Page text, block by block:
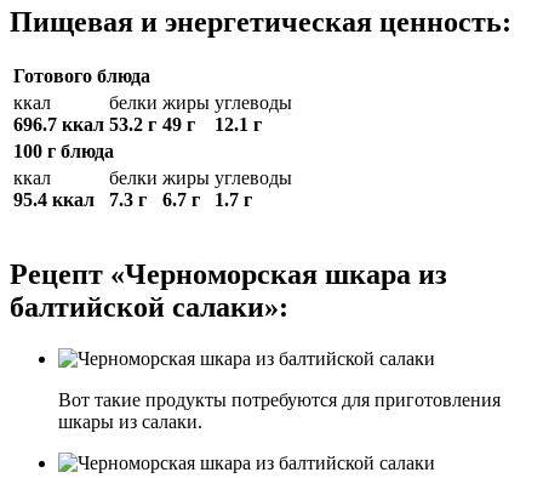
Пищевая и энергетическая ценность:
Готового блюда
ккал
696.7 ккал
белки
53.2 г
жиры
49 г
углеводы
12.1 г
100 г блюда
ккал
95.4 ккал
белки
7.3 г
жиры
6.7 г
углеводы
1.7 г
Рецепт «Черноморская шкара из
балтийской салаки»:
Вот такие продукты потребуются для приготовления
шкары из салаки.